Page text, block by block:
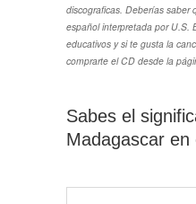
discograficas. Deberías saber
español interpretada por U.S.
educativos y si te gusta la
comprarte el CD desde la
Sabes el
Madagascar en